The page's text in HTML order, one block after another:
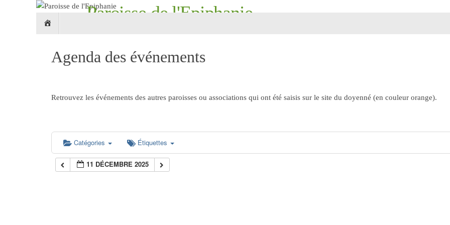
Paroisse de l'Epiphanie
Agenda des événements
Retrouvez les événements des autres paroisses ou associations qui ont été saisis sur le site du doyenné (en couleur orange).
Catégories Étiquettes
11 DÉCEMBRE 2025